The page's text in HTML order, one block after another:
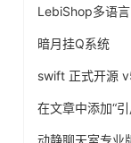
LebiShop多语
暗月挂Q系统
swift 正式开源
在文章中添加“
动静聊天室专业